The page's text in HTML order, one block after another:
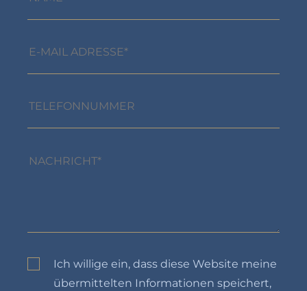
Ich willige ein, dass diese Website meine
übermittelten Informationen speichert,